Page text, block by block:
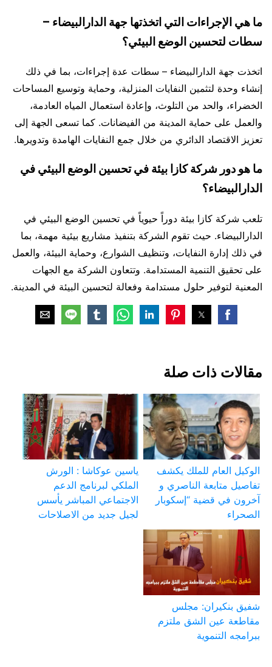
ما هي الإجراءات التي اتخذتها جهة الدارالبيضاء –
سطات لتحسين الوضع البيئي؟
اتخذت جهة الدارالبيضاء – سطات عدة إجراءات، بما في ذلك
إنشاء وحدة لتثمين النفايات المنزلية، وحماية وتوسيع المساحات
الخضراء، والحد من التلوث، وإعادة استعمال المياه العادمة،
والعمل على حماية المدينة من الفيضانات. كما تسعى الجهة إلى
تعزيز الاقتصاد الدائري من خلال جمع النفايات الهامدة وتدويرها.
ما هو دور شركة كازا بيئة في تحسين الوضع البيئي في
الدارالبيضاء؟
تلعب شركة كازا بيئة دوراً حيوياً في تحسين الوضع البيئي في
الدارالبيضاء. حيث تقوم الشركة بتنفيذ مشاريع بيئية مهمة، بما
في ذلك إدارة النفايات، وتنظيف الشوارع، وحماية البيئة، والعمل
على تحقيق التنمية المستدامة. وتتعاون الشركة مع الجهات
المعنية لتوفير حلول مستدامة وفعالة لتحسين البيئة في المدينة.
مقالات ذات صلة
الوكيل العام للملك يكشف
تفاصيل متابعة الناصري و
آخرون في قضية “إسكوبار
الصحراء
ياسين عوكاشا : الورش
الملكي لبرنامج الدعم
الاجتماعي المباشر يأسس
لجيل جديد من الاصلاحات
شفيق بنكيران: مجلس
مقاطعة عين الشق ملتزم
ببرامجه التنموية